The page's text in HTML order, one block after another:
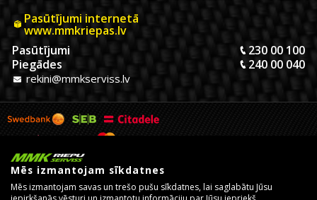
Pasūtījumi internetā
www.mmkriepas.lv
Pasūtījumi
230 00 100
Piegādes
240 00 040
rekini@mmkserviss.lv
Mēs izmantojam sīkdatnes
Mēs izmantojam savas un trešo pušu sīkdatnes, lai saglabātu Jūsu